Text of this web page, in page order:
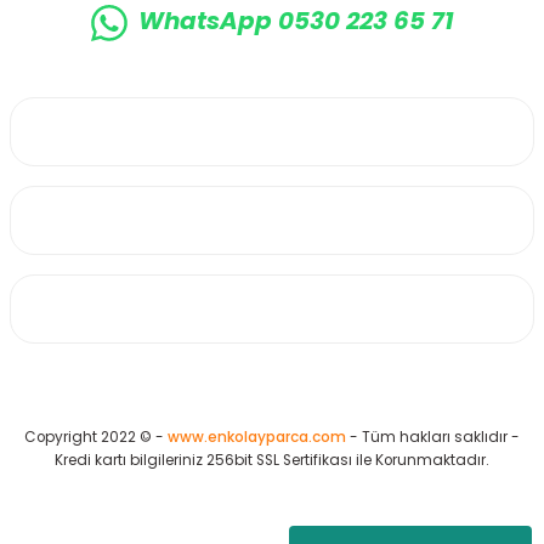
WhatsApp 0530 223 65 71
Copyright 2022 © - www.enkolayparca.com - Tüm hakları saklıdır -
Kredi kartı bilgileriniz 256bit SSL Sertifikası ile Korunmaktadır.